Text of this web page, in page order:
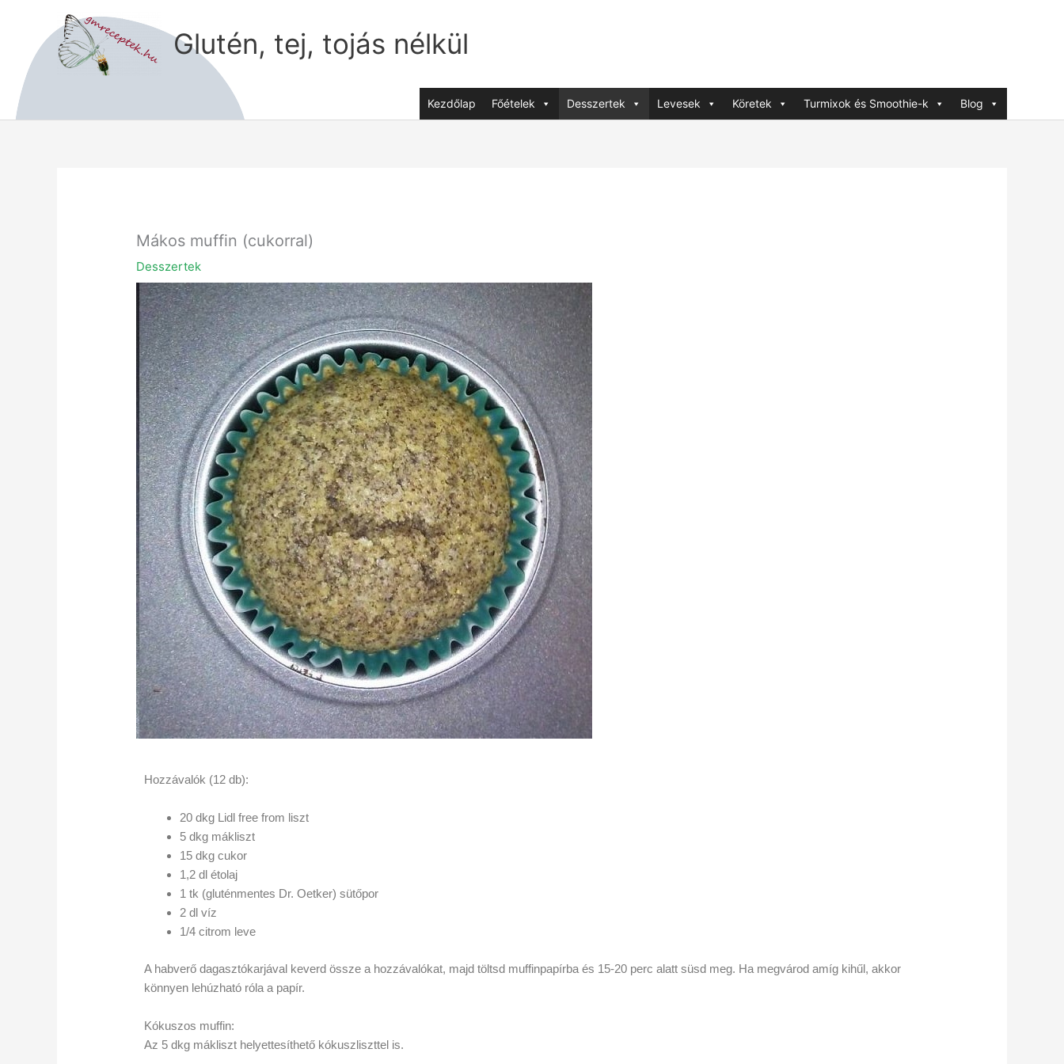
content
Glutén, tej, tojás nélkül
Kezdőlap Főételek Desszertek Levesek Köretek Turmixok és Smoothie-k Blog
Mákos muffin (cukorral)
Desszertek
Hozzávalók (12 db):
20 dkg Lidl free from liszt
5 dkg mákliszt
15 dkg cukor
1,2 dl étolaj
1 tk (gluténmentes Dr. Oetker) sütőpor
2 dl víz
1/4 citrom leve
A habverő dagasztókarjával keverd össze a hozzávalókat, majd töltsd muffinpapírba és 15-20 perc alatt süsd meg. Ha megvárod amíg kihűl, akkor
könnyen lehúzható róla a papír.
Kókuszos muffin:
Az 5 dkg mákliszt helyettesíthető kókuszliszttel is.